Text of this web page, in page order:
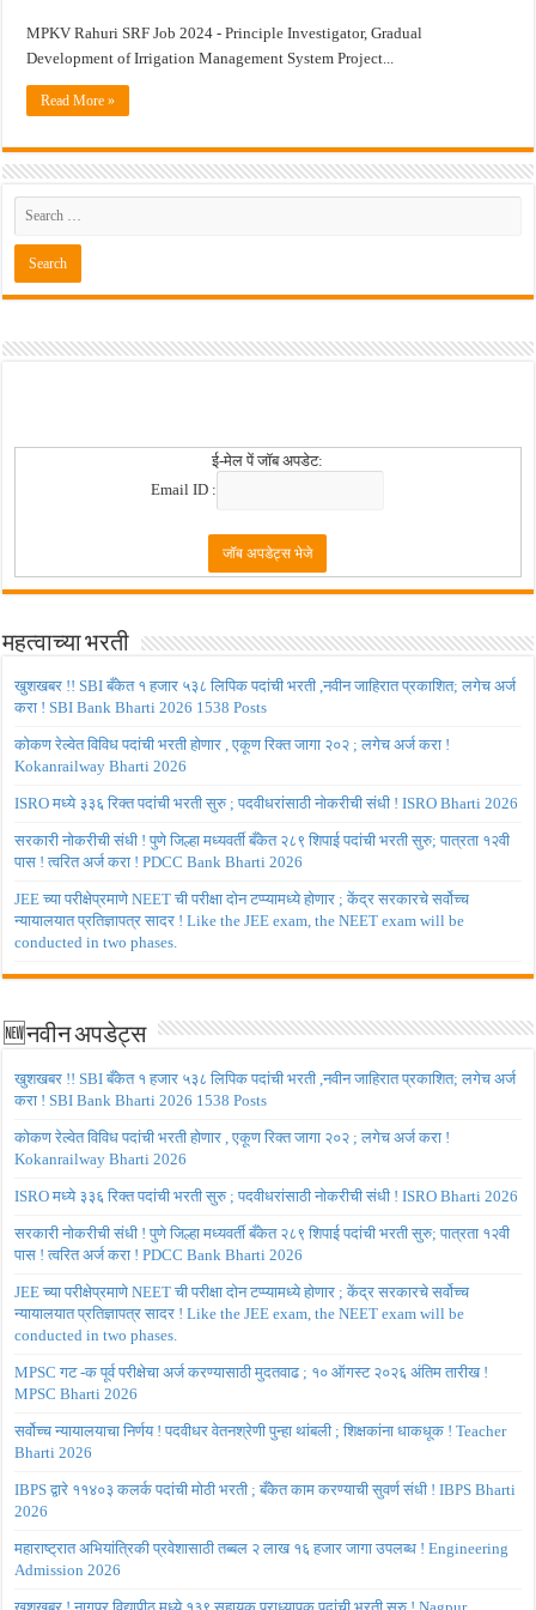
खुशखबर ! नागपूर विद्यापीठ मध्ये १३९ सहायक प्राध्यापक पदांची भरती सुरु ! Nagpur
MPKV Rahuri SRF Job 2024 - Principle Investigator, Gradual
Development of Irrigation Management System Project...
Read More »
ई-मेल पें जॉब अपडेट:
Email ID :
महत्वाच्या भरती
खुशखबर !! SBI बँकेत १ हजार ५३८ लिपिक पदांची भरती ,नवीन जाहिरात प्रकाशित; लगेच अर्ज
करा ! SBI Bank Bharti 2026 1538 Posts
कोकण रेल्वेत विविध पदांची भरती होणार , एकूण रिक्त जागा २०२ ; लगेच अर्ज करा !
Kokanrailway Bharti 2026
ISRO मध्ये ३३६ रिक्त पदांची भरती सुरु ; पदवीधरांसाठी नोकरीची संधी ! ISRO Bharti 2026
सरकारी नोकरीची संधी ! पुणे जिल्हा मध्यवर्ती बँकेत २८९ शिपाई पदांची भरती सुरु; पात्रता १२वी
पास ! त्वरित अर्ज करा ! PDCC Bank Bharti 2026
JEE च्या परीक्षेप्रमाणे NEET ची परीक्षा दोन टप्प्यामध्ये होणार ; केंद्र सरकारचे सर्वोच्च
न्यायालयात प्रतिज्ञापत्र सादर ! Like the JEE exam, the NEET exam will be
conducted in two phases.
🆕नवीन अपडेट्स
खुशखबर !! SBI बँकेत १ हजार ५३८ लिपिक पदांची भरती ,नवीन जाहिरात प्रकाशित; लगेच अर्ज
करा ! SBI Bank Bharti 2026 1538 Posts
कोकण रेल्वेत विविध पदांची भरती होणार , एकूण रिक्त जागा २०२ ; लगेच अर्ज करा !
Kokanrailway Bharti 2026
ISRO मध्ये ३३६ रिक्त पदांची भरती सुरु ; पदवीधरांसाठी नोकरीची संधी ! ISRO Bharti 2026
सरकारी नोकरीची संधी ! पुणे जिल्हा मध्यवर्ती बँकेत २८९ शिपाई पदांची भरती सुरु; पात्रता १२वी
पास ! त्वरित अर्ज करा ! PDCC Bank Bharti 2026
JEE च्या परीक्षेप्रमाणे NEET ची परीक्षा दोन टप्प्यामध्ये होणार ; केंद्र सरकारचे सर्वोच्च
न्यायालयात प्रतिज्ञापत्र सादर ! Like the JEE exam, the NEET exam will be
conducted in two phases.
MPSC गट -क पूर्व परीक्षेचा अर्ज करण्यासाठी मुदतवाढ ; १० ऑगस्ट २०२६ अंतिम तारीख !
MPSC Bharti 2026
सर्वोच्च न्यायालयाचा निर्णय ! पदवीधर वेतनश्रेणी पुन्हा थांबली ; शिक्षकांना धाकधूक ! Teacher
Bharti 2026
IBPS द्वारे ११४०३ कलर्क पदांची मोठी भरती ; बँकेत काम करण्याची सुवर्ण संधी ! IBPS Bharti
2026
महाराष्ट्रात अभियांत्रिकी प्रवेशासाठी तब्बल २ लाख १६ हजार जागा उपलब्ध ! Engineering
Admission 2026